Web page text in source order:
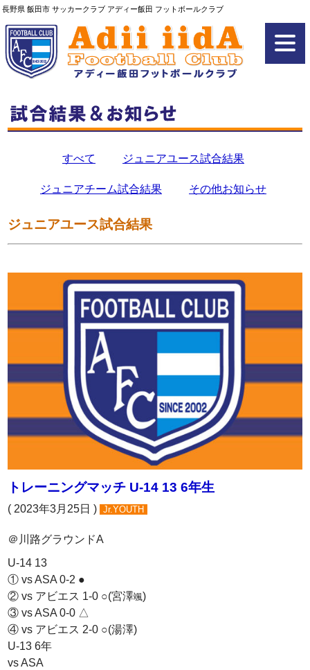
長野県 飯田市 サッカークラブ アディー飯田 フットボールクラブ
すべて ジュニアユース試合結果
ジュニアチーム試合結果 その他お知らせ
ジュニアユース試合結果
トレーニングマッチ U-14 13 6年生
( 2023年3月25日 ) Jr.YOUTH
＠川路グラウンドA
U-14 13
① vs ASA 0-2 ●
② vs アビエス 1-0 ○(宮澤颯)
③ vs ASA 0-0 △
④ vs アビエス 2-0 ○(湯澤)
U-13 6年
vs ASA